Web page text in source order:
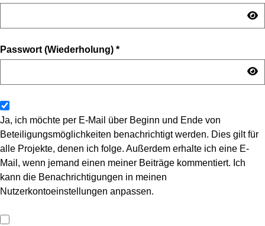
Passwort (Wiederholung) *
Ja, ich möchte per E-Mail über Beginn und Ende von
Beteiligungsmöglichkeiten benachrichtigt werden. Dies gilt für
alle Projekte, denen ich folge. Außerdem erhalte ich eine E-
Mail, wenn jemand einen meiner Beiträge kommentiert. Ich
kann die Benachrichtigungen in meinen
Nutzerkontoeinstellungen anpassen.